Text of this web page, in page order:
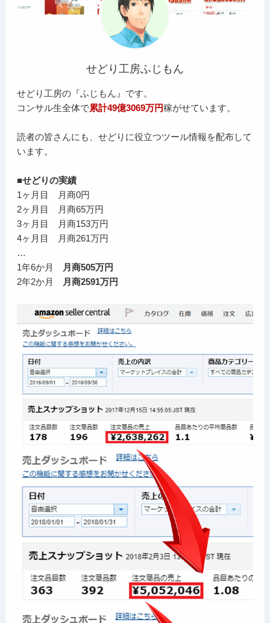
せどり工房ふじもん
せどり工房の『ふじもん』です。
コンサル生全体で累計49億3069万円稼がせています。
読者の皆さんにも、せどりに役立つツール情報を配布して
います。
■せどりの実績
1ヶ月目 月商0円
2ヶ月目 月商65万円
3ヶ月目 月商153万円
4ヶ月目 月商261万円
…
1年6か月
月商505万円
2年2か月
月商2591万円